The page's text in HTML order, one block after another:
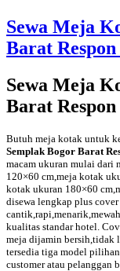
Sewa Meja
Barat
Sewa Meja
Barat
Butuh meja kotak untuk
Semplak Bogor Barat
macam ukuran mulai dari
120×60 cm,meja kotak
kotak ukuran 180×60
disewa lengkap plus
kualitas standar hotel.
meja dijamin bersih,tidak
tersedia tiga model
customer atau pelanggan